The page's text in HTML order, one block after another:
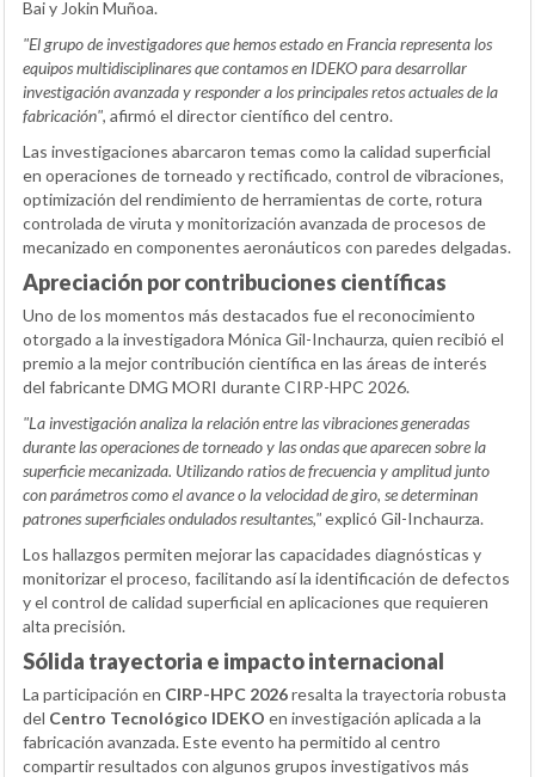
Bai y Jokin Muñoa.
"El grupo de investigadores que hemos estado en Francia representa los
equipos multidisciplinares que contamos en IDEKO para desarrollar
investigación avanzada y responder a los principales retos actuales de la
fabricación", afirmó el director científico del centro.
Las investigaciones abarcaron temas como la calidad superficial
en operaciones de torneado y rectificado, control de vibraciones,
optimización del rendimiento de herramientas de corte, rotura
controlada de viruta y monitorización avanzada de procesos de
mecanizado en componentes aeronáuticos con paredes delgadas.
Apreciación por contribuciones científicas
Uno de los momentos más destacados fue el reconocimiento
otorgado a la investigadora Mónica Gil-Inchaurza, quien recibió el
premio a la mejor contribución científica en las áreas de interés
del fabricante DMG MORI durante CIRP-HPC 2026.
"La investigación analiza la relación entre las vibraciones generadas
durante las operaciones de torneado y las ondas que aparecen sobre la
superficie mecanizada. Utilizando ratios de frecuencia y amplitud junto
con parámetros como el avance o la velocidad de giro, se determinan
patrones superficiales ondulados resultantes,"explicó Gil-Inchaurza.
Los hallazgos permiten mejorar las capacidades diagnósticas y
monitorizar el proceso, facilitando así la identificación de defectos
y el control de calidad superficial en aplicaciones que requieren
alta precisión.
Sólida trayectoria e impacto internacional
La participación en CIRP-HPC 2026resalta la trayectoria robusta
del Centro Tecnológico IDEKO en investigación aplicada a la
fabricación avanzada. Este evento ha permitido al centro
compartir resultados con algunos grupos investigativos más